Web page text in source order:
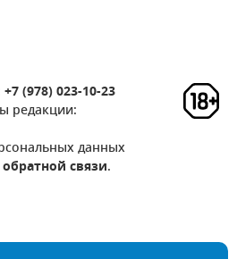
+7 (978) 023-10-23
редакции:
данных
связи.